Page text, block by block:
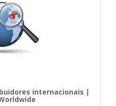
internacionais |